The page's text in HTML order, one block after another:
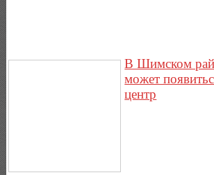
В Шимском
может
центр